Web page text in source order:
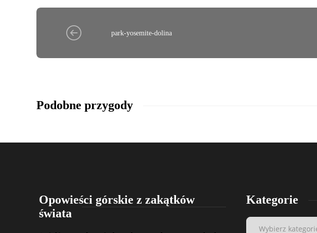
park-yosemite-dolina
Podobne przygody
Opowieści górskie z zakątków
świata
Kategorie